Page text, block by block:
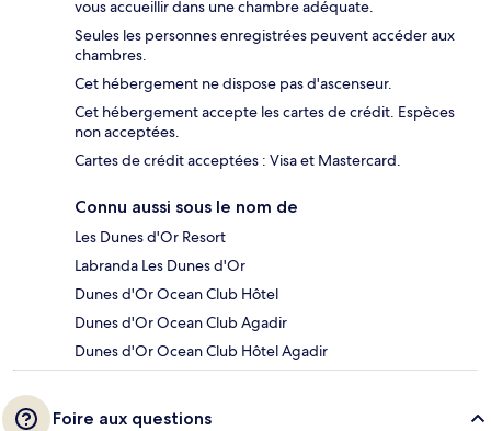
vous accueillir dans une chambre adéquate.
Seules les personnes enregistrées peuvent accéder aux
chambres.
Cet hébergement ne dispose pas d'ascenseur.
Cet hébergement accepte les cartes de crédit. Espèces
non acceptées.
Cartes de crédit acceptées : Visa et Mastercard.
Connu aussi sous le nom de
Les Dunes d'Or Resort
Labranda Les Dunes d'Or
Dunes d'Or Ocean Club Hôtel
Dunes d'Or Ocean Club Agadir
Dunes d'Or Ocean Club Hôtel Agadir
Foire aux questions